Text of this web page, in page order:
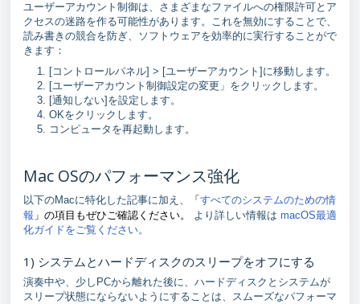
ユーザーアカウント制御は、さまざまなファイルへの権限許可とア
クセスの迷路を作る可能性があります。これを無効にすることで、
読み書きの競合を防ぎ、ソフトウェアを効率的に実行することがで
きます：
[コントロールパネル] > [ユーザーアカウント]に移動します。
[ユーザーアカウント制御設定の変更」をクリックします。
[通知しない]を設定します。
OKをクリックします。
コンピュータを再起動します。
Mac OSのパフォーマンス強化
以下のMacに特化した記事に加え、 「すべてのシステムのための情
報 」の項目もぜひご確認ください。 より詳しい情報は macOS最適
化ガイドをご覧ください。
1) システムとハードディスクのスリープをオフにする
演奏中や、少しPCから離れた後に、ハードディスクとシステムが
スリープ状態にならないようにすることは、スムーズなパフォーマ